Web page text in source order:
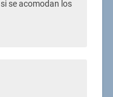
se acomodan los